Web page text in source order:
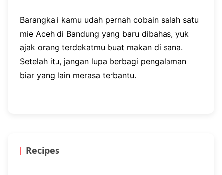
Barangkali kamu udah pernah cobain salah satu
mie Aceh di Bandung yang baru dibahas, yuk
ajak orang terdekatmu buat makan di sana.
Setelah itu, jangan lupa berbagi pengalaman
biar yang lain merasa terbantu.
Recipes